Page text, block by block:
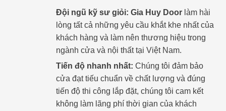
Đội ngũ kỹ sư giỏi: Gia Huy Door làm hài
lòng tất cả những yêu cầu khắt khe nhất của
khách hàng và làm nên thương hiệu trong
ngành cửa và nội thất tại Việt Nam.
Tiến độ nhanh nhất: Chúng tôi đảm bảo
cửa đạt tiếu chuẩn về chất lượng và đúng
tiến độ thi công lắp đặt, chúng tôi cam kết
không làm lãng phí thời gian của khách